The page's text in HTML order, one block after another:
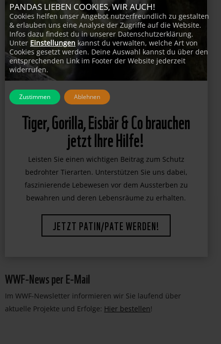
Tiger, Gorilla, Eisbär & Co brauchen
jetzt Ihre Hilfe!
Leisten Sie einen wichtigen Beitrag zum Schutz
JETZT PATIN/PATE WERDEN!
WWF-News per E-Mail
Im WWF-Newsletter informieren wir Sie laufend über
aktuelle Projekte und Erfolge: Hier bestellen!
PANDAS LIEBEN COOKIES, WIR AUCH!
Cookies helfen unser Angebot nutzerfreundlich zu gestalten
& erlauben uns eine Analyse der Zugriffe auf die Website.
Infos dazu findest du in unserer Datenschutzerklärung.
Unter Einstellungen kannst du verwalten, welche Art von
Cookies gesetzt werden. Deine Auswahl kannst du über den
entsprechenden Link im Footer der Website jederzeit
widerrufen.
Zustimmen Ablehnen